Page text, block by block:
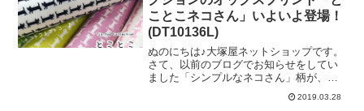
「ほんのり淡いアイボリー」の「ナチュ
ラルホワイト」を採用しています。色合
わせ参考例として、ハーフリネンシーチ
ング「マカロン」と一緒に撮影してみま
した。「マカロン」のほうは「コバルト
グリーン」色です。フルレットのほうが
明度は高いですが、色合いとしてはとて
もしっくりときます。今回の新色の入荷
ことこネコさん」いよいよ登場！
(DT10136L)
ぬのにちは♪大塚屋ネットショップです。
さて、以前のブログでお知らせをしてい
ました「シンプルなネコさん」柄が、い
よいよ入荷いたしました！全色ずらっ
と、大公開です♪「スカート」や「キッズ
2019.03.28